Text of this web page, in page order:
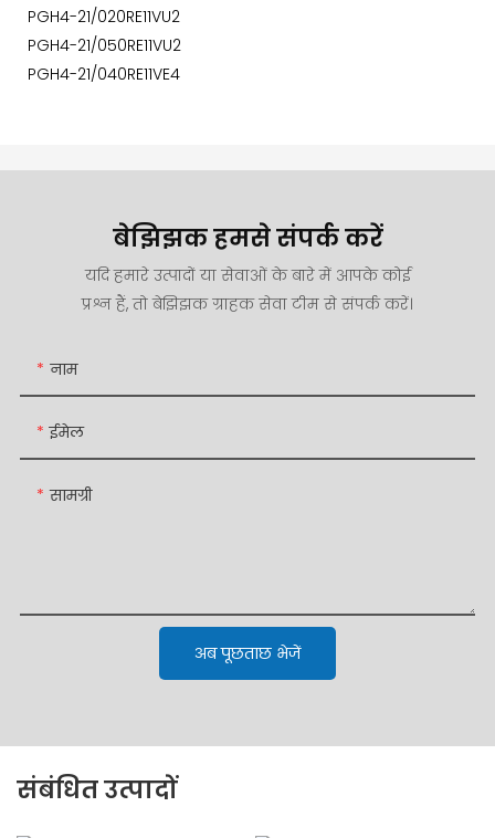
PGH4-21/020RE11VU2
PGH4-21/050RE11VU2
PGH4-21/040RE11VE4
बेझिझक हमसे संपर्क करें
यदि हमारे उत्पादों या सेवाओं के बारे में आपके कोई
प्रश्न हैं, तो बेझिझक ग्राहक सेवा टीम से संपर्क करें।
नाम
ईमेल
सामग्री
अब पूछताछ भेजें
संबंधित उत्पादों